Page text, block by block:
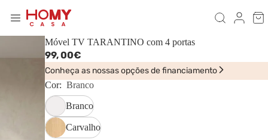
Móvel TV TARANTINO com 4 portas
99,00€
Conheça as nossas opções de financiamento
Cor: Branco
Branco
Carvalho